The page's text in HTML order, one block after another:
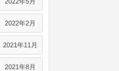
2022年2月
2021年11月
2021年8月